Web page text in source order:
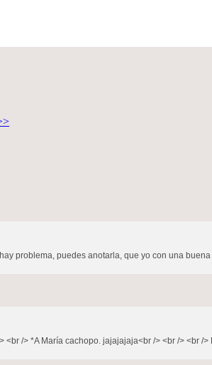
problema, puedes anotarla, que yo con una
/> *A María cachopo. jajajajaja<br /> <br /> <br />